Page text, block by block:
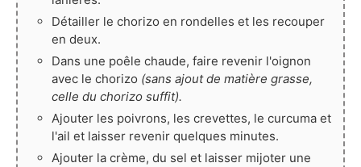
Détailler le chorizo en rondelles et les recouper
en deux.
Dans une poêle chaude, faire revenir l'oignon
avec le chorizo (sans ajout de matière grasse,
celle du chorizo suffit).
Ajouter les poivrons, les crevettes, le curcuma et
l'ail et laisser revenir quelques minutes.
Ajouter la crème, du sel et laisser mijoter une